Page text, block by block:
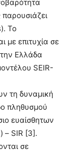
Το
με επιτυχία σε
Ελλάδα
SEIR-
τη δυναμική
πληθυσμού
ευαίσθητων
– SIR [3].
σε